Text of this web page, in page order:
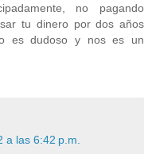
no pagando
tu dinero por dos años
es dudoso y nos es un
a las 6:42 p.m.